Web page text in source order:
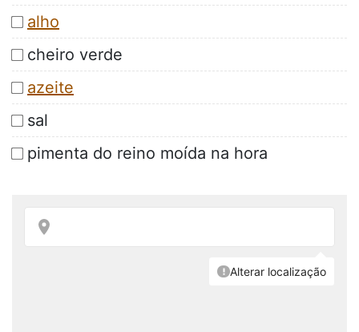
alho
cheiro verde
azeite
sal
pimenta do reino moída na hora